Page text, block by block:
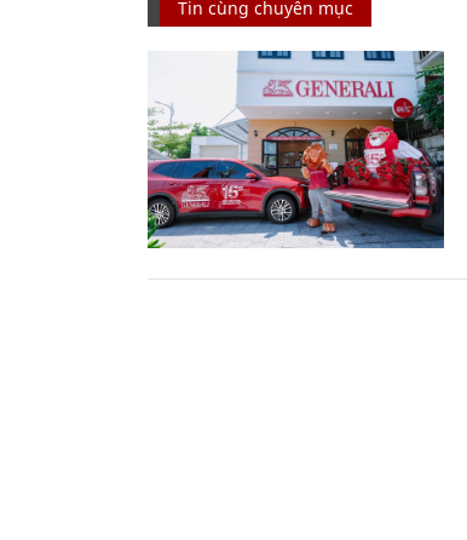
Tin cùng chuyên mục